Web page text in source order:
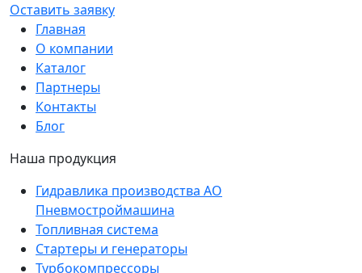
Оставить заявку
Наша продукция
Гидравлика производства АО
Пневмостроймашина
Топливная система
Стартеры и генераторы
Турбокомпрессоры
Главная
О компании
Каталог
Партнеры
Контакты
Блог